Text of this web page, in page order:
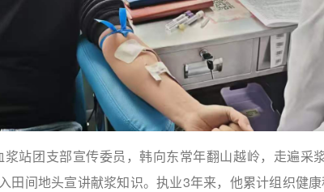
站团支部宣传委员，韩向东常年翻山越岭，走遍采
田间地头宣讲献浆知识。执业3年来，他累计组织健